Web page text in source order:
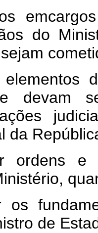
do
devam
da
ordens e
os
de